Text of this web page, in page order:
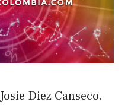
Diez Canseco.